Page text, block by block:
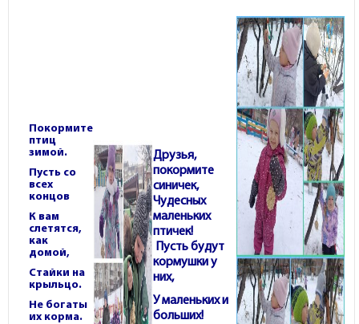
Покормите
птиц
зимой.
Пусть со
всех
концов
К вам
слетятся,
как
домой,
Стайки на
крыльцо.
Не богаты
их корма.
Друзья,
покормите
синичек,
Чудесных
маленьких
птичек!
Пусть будут
кормушки у
них,
У маленьких и
больших!